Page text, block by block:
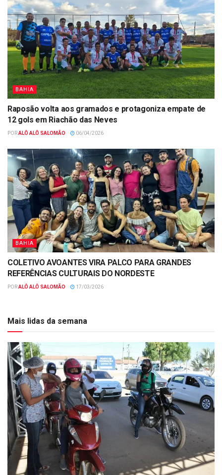
BAHIA
Raposão volta aos gramados e protagoniza empate de
12 gols em Riachão das Neves
PORALÔ ALÔ SALOMÃO 06/04/2026
BAHIA
COLETIVO AVOANTES VIRA PALCO PARA GRANDES
REFERÊNCIAS CULTURAIS DO NORDESTE
PORALÔ ALÔ SALOMÃO 17/03/2026
Mais lidas da semana